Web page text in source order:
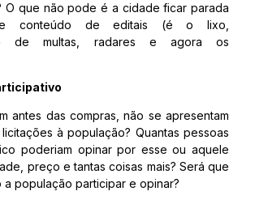
O que não pode é a cidade ficar parada
conteúdo de editais (é o lixo,
de multas, radares e agora os
antes das compras, não se apresentam
à população? Quantas pessoas
poderiam opinar por esse ou aquele
preço e tantas coisas mais? Será que
população participar e opinar?